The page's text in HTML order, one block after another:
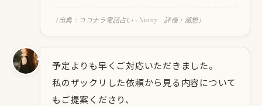
（出典：ココナラ電話占い - Nnatty 評価・感想）
予定よりも早くご対応いただきました。
私のザックリした依頼から見る内容について
もご提案くださり、